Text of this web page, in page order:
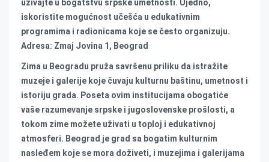
uživajte u bogatstvu srpske umetnosti. Ujedno,
iskoristite mogućnost učešća u edukativnim
programima i radionicama koje se često organizuju.
Adresa: Zmaj Jovina 1, Beograd
Zima u Beogradu pruža savršenu priliku da istražite
muzeje i galerije koje čuvaju kulturnu baštinu, umetnost i
istoriju grada. Poseta ovim institucijama obogatiće
vaše razumevanje srpske i jugoslovenske prošlosti, a
tokom zime možete uživati u toploj i edukativnoj
atmosferi. Beograd je grad sa bogatim kulturnim
nasleđem koje se mora doživeti, i muzejima i galerijama